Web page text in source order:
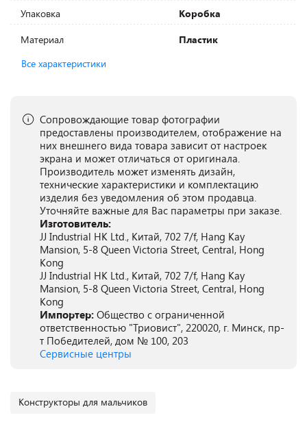
Упаковка
Коробка
Материал
Пластик
Все характеристики
Сопровождающие товар фотографии
предоставлены производителем, отображение на
них внешнего вида товара зависит от настроек
экрана и может отличаться от оригинала.
Производитель может изменять дизайн,
технические характеристики и комплектацию
изделия без уведомления об этом продавца.
Уточняйте важные для Вас параметры при заказе.
Изготовитель:
JJ Industrial HK Ltd., Китай, 702 7/f, Hang Kay
Mansion, 5-8 Queen Victoria Street, Central, Hong
Kong
JJ Industrial HK Ltd., Китай, 702 7/f, Hang Kay
Mansion, 5-8 Queen Victoria Street, Central, Hong
Kong
Импортер: Общество с ограниченной
ответственностью "Триовист", 220020, г. Минск, пр-
т Победителей, дом № 100, 203
Сервисные центры
Конструкторы для мальчиков